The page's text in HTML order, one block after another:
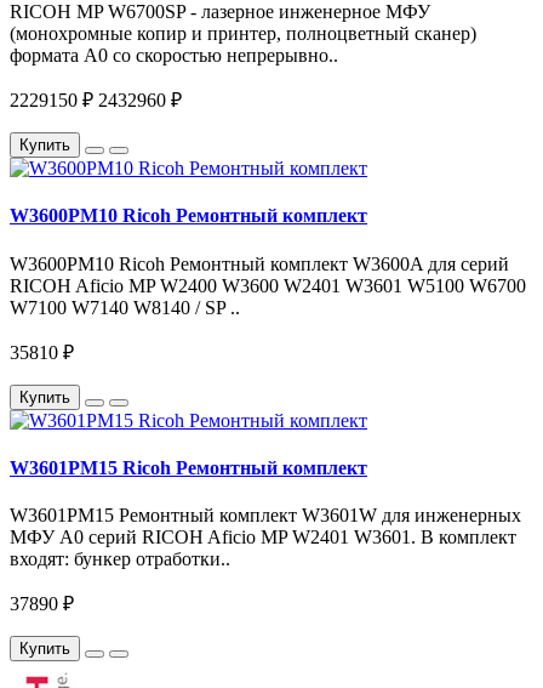
RICOH MP W6700SP - лазерное инженерное МФУ
(монохромные копир и принтер, полноцветный сканер)
формата A0 co cкоростью непрерывно..
2229150 ₽ 2432960 ₽
Купить
W3600PM10 Ricoh Ремонтный комплект
W3600PM10 Ricoh Ремонтный комплект W3600A для серий
RICOH Aficio MP W2400 W3600 W2401 W3601 W5100 W6700
W7100 W7140 W8140 / SP ..
35810 ₽
Купить
W3601PM15 Ricoh Ремонтный комплект
W3601PM15 Ремонтный комплект W3601W для инженерных
МФУ A0 серий RICOH Aficio MP W2401 W3601. В комплект
входят: бункер отработки..
37890 ₽
Купить